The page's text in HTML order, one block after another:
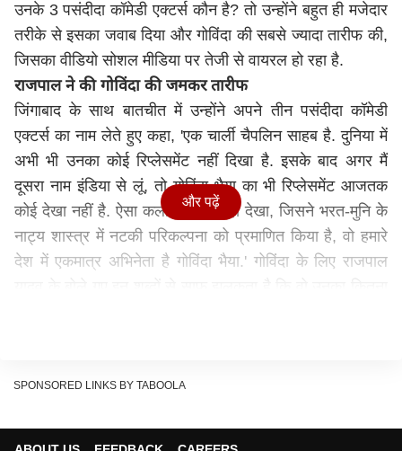
उनके 3 पसंदीदा कॉमेडी एक्टर्स कौन है? तो उन्होंने बहुत ही मजेदार
तरीके से इसका जवाब दिया और गोविंदा की सबसे ज्यादा तारीफ की,
जिसका वीडियो सोशल मीडिया पर तेजी से वायरल हो रहा है.
राजपाल ने की गोविंदा की जमकर तारीफ
जिंगाबाद के साथ बातचीत में उन्होंने अपने तीन पसंदीदा कॉमेडी
एक्टर्स का नाम लेते हुए कहा, 'एक चार्ली चैपलिन साहब है. दुनिया में
अभी भी उनका कोई रिप्लेसमेंट नहीं दिखा है. इसके बाद अगर मैं
दूसरा नाम इंडिया से लूं, तो गोविंदा भैया का भी रिप्लेसमेंट आजतक
कोई देखा नहीं है. ऐसा कलाकार मैंने नहीं देखा, जिसने भरत-मुनि के
नाट्य शास्त्र में नटकी परिकल्पना को प्रमाणित किया है, वो हमारे
देश में एकमात्र अभिनेता है गोविंदा भैया.' गोविंदा के लिए राजपाल
ये भी पढ़ें: फिल्मों से लेकर ब्रांड एंडोर्समेंट तक, करोड़ों की कमाई
और पढ़ें
SPONSORED LINKS BY TABOOLA